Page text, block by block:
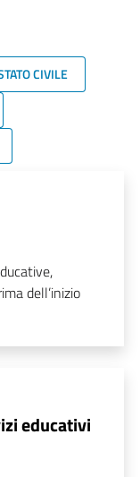
CIVILE
dell’inizio
educativi